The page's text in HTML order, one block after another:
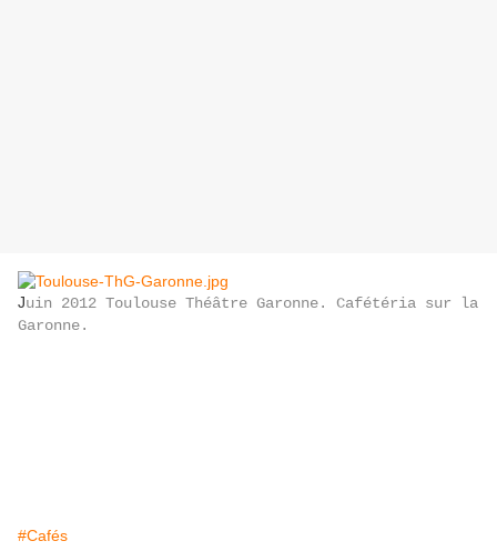
Juin 2012 Toulouse Théâtre Garonne. Cafétéria sur la
Garonne.
#Cafés